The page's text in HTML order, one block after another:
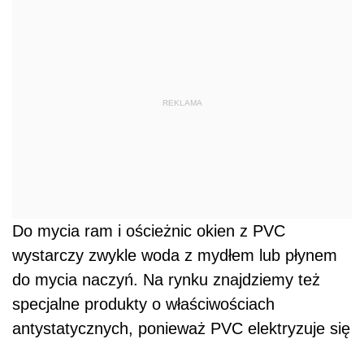
REKLAMA
Do mycia ram i ościeżnic okien z PVC
wystarczy zwykle woda z mydłem lub płynem
do mycia naczyń. Na rynku znajdziemy też
specjalne produkty o właściwościach
antystatycznych, ponieważ PVC elektryzuje się